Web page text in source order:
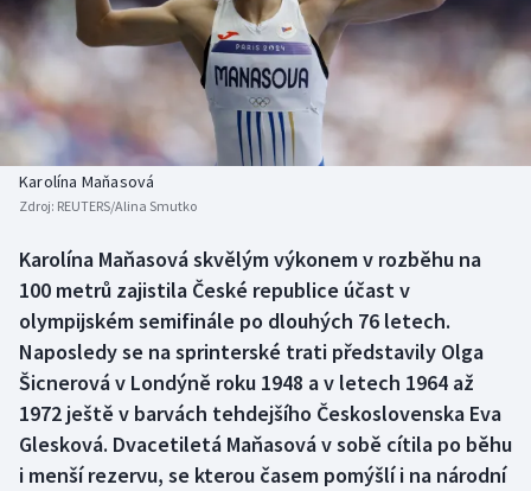
Americký fotbal
Baseball a softbal
Basketbal
Biatlon
Box
Curling
Dostihy
Florbal
NEPŘEHLÉDNĚTE
Soutěže
Historické návraty
Aplikace ČT sport
Karolína Maňasová
Zdroj: REUTERS/Alina Smutko
Karolína Maňasová skvělým výkonem v rozběhu na
100 metrů zajistila České republice účast v
olympijském semifinále po dlouhých 76 letech.
Naposledy se na sprinterské trati představily Olga
Šicnerová v Londýně roku 1948 a v letech 1964 až
1972 ještě v barvách tehdejšího Československa Eva
Glesková. Dvacetiletá Maňasová v sobě cítila po běhu
i menší rezervu, se kterou časem pomýšlí i na národní